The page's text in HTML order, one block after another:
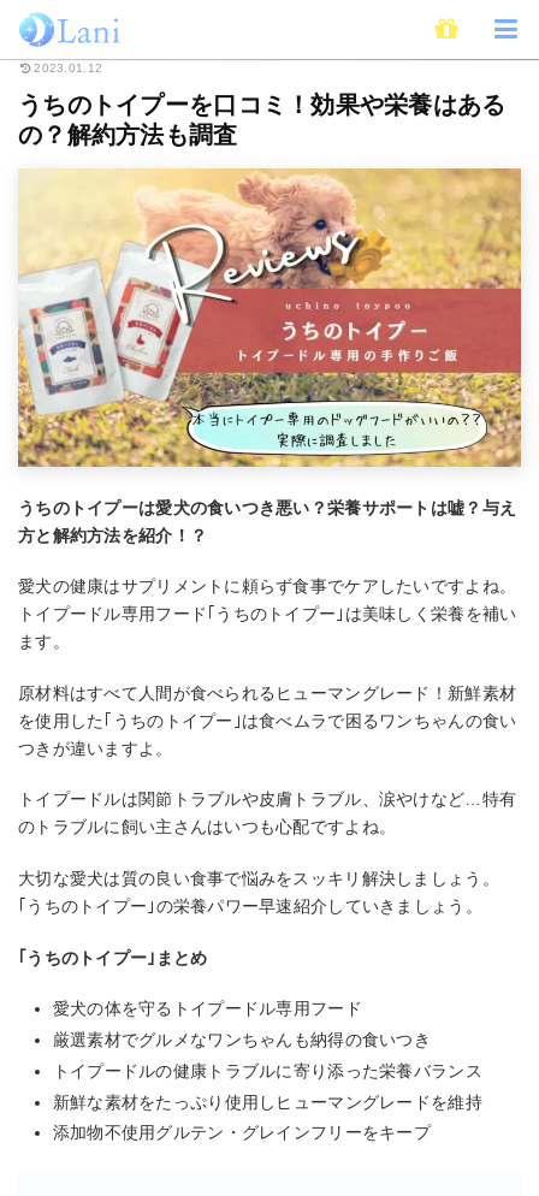
ホーム ライフスタイル うちのトイプーを口コミ！効果や栄養は
2023.01.12
うちのトイプーを口コミ！効果や栄養はある
の？解約方法も調査
うちのトイプーは愛犬の食いつき悪い？栄養サポートは嘘？与え
方と解約方法を紹介！？
愛犬の健康はサプリメントに頼らず食事でケアしたいですよね。
トイプードル専用フード｢うちのトイプー｣は美味しく栄養を補い
ます。
原材料はすべて人間が食べられるヒューマングレード！新鮮素材
を使用した｢うちのトイプー｣は食べムラで困るワンちゃんの食い
つきが違いますよ。
トイプードルは関節トラブルや皮膚トラブル、涙やけなど…特有
のトラブルに飼い主さんはいつも心配ですよね。
大切な愛犬は質の良い食事で悩みをスッキリ解決しましょう。
｢うちのトイプー｣の栄養パワー早速紹介していきましょう。
｢うちのトイプー｣まとめ
愛犬の体を守るトイプードル専用フード
厳選素材でグルメなワンちゃんも納得の食いつき
トイプードルの健康トラブルに寄り添った栄養バランス
新鮮な素材をたっぷり使用しヒューマングレードを維持
添加物不使用グルテン・グレインフリーをキープ